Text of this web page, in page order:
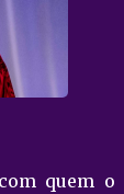
quem o